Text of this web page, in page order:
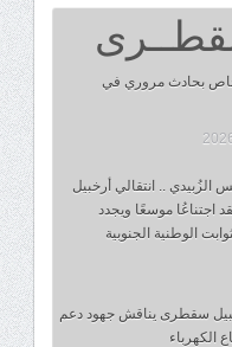
3 أشخاص بحادث مروري في
الزُبيدي .. انتقالي أرخبيل
اجتناعُا موسعًا ويجدد
الوطنية الجنوبية
سقطرى يناقش جهود دعم
الكهرباء